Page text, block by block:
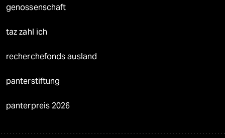
genossenschaft
taz zahl ich
recherchefonds ausland
panterstiftung
panterpreis 2026